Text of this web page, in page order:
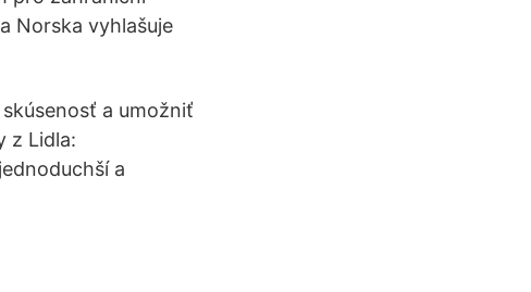
Norska vyhlašuje
a umožniť
z Lidla:
a